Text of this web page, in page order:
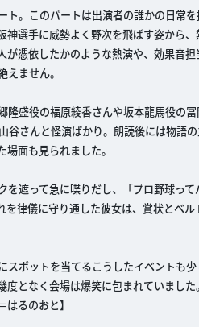
。このパートは出演者の誰かの日常
選手に威勢よく野次を飛ばす姿から
憑依したかのような熱演や、効果音
ません。
盛役の福原綾香さんや坂本龍馬役の
さんと怪演ばかり。朗読後には物語
面も見られました。
遮って急に喋りだし、「プロ野球って
律儀に守り通した彼女は、賞状とベル
ポットを当てるこうしたイベントも少
となく会場は爆笑に包まれていました
るのおと】